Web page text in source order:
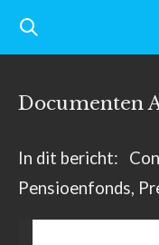
Ga
direct
de
Documenten
In dit bericht:
Pensioenfonds,